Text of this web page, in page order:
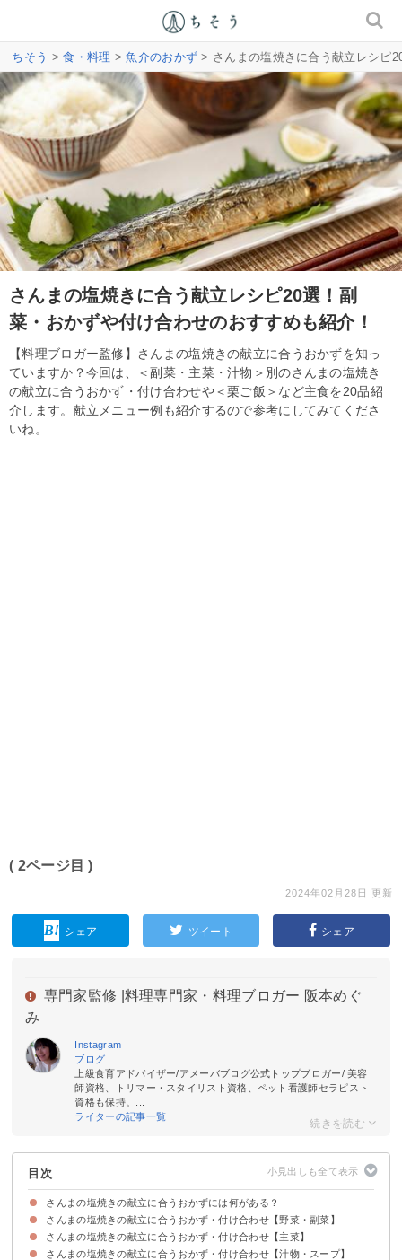
ちそう >食・料理 >魚介のおかず > さんまの塩焼きに合う献立レシピ
さんまの塩焼きに合う献立レシピ20選！副
菜・おかずや付け合わせのおすすめも紹介！
【料理ブロガー監修】さんまの塩焼きの献立に合うおかずを知っ
ていますか？今回は、＜副菜・主菜・汁物＞別のさんまの塩焼き
の献立に合うおかず・付け合わせや＜栗ご飯＞など主食を20品紹
介します。献立メニュー例も紹介するので参考にしてみてくださ
いね。
( 2ページ目 )
2024年02月28日 更新
シェア ツイート シェア
専門家監修 | 料理専門家・料理ブロガー 阪本めぐ
み
Instagram
ブログ
上級食育アドバイザー/アメーバブログ公式トップブロガー/ 美容
師資格、トリマー・スタイリスト資格、ペット看護師セラピスト
資格も保持。...
ライターの記事一覧
目次
さんまの塩焼きの献立に合うおかずには何がある？
さんまの塩焼きの献立に合うおかず・付け合わせ【野菜・副菜】
①大根おろし
②きゅうりとわかめの酢の物
③紅白なます
④ほうれん草のおひたし
⑤かぼちゃの煮物
⑥だし巻き卵
⑦海藻サラダ
さんまの塩焼きの献立に合うおかず・付け合わせ【主菜】
①筑前煮
②豚肉と小松菜のオイスター炒め
③あさりの酒蒸し
④豆腐ステーキ
⑤野菜と厚揚げの煮物
さんまの塩焼きの献立に合うおかず・付け合わせ【汁物・スープ】